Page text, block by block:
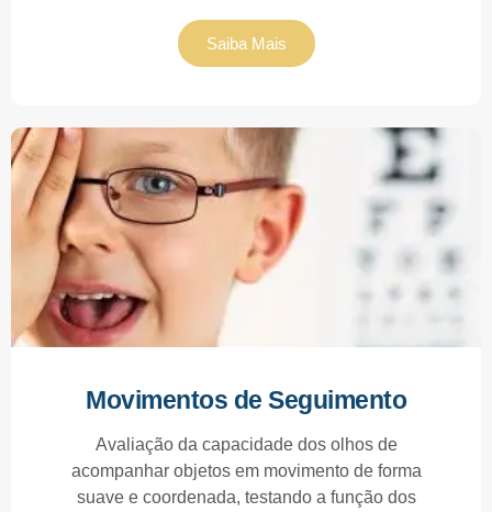
Saiba Mais
Movimentos de Seguimento
Avaliação da capacidade dos olhos de
acompanhar objetos em movimento de forma
suave e coordenada, testando a função dos